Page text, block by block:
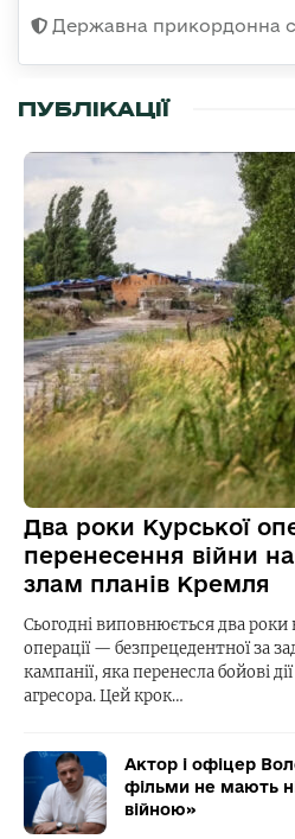
Державна прикордонна
ПУБЛІКАЦІЇ
Два роки Курської
перенесення війни
злам планів Кремля
Сьогодні виповнюється два роки
операції — безпрецедентної за
кампанії, яка перенесла бойові
агресора. Цей крок…
Актор і офіцер
фільми не мають
війною»